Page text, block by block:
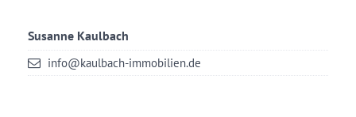
Susanne Kaulbach
info@kaulbach-immobilien.de